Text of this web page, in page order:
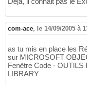
com-ace, le 14/09/2005 à
as tu mis en place les
sur MICROSOFT
Fenêtre Code -
LIBRARY